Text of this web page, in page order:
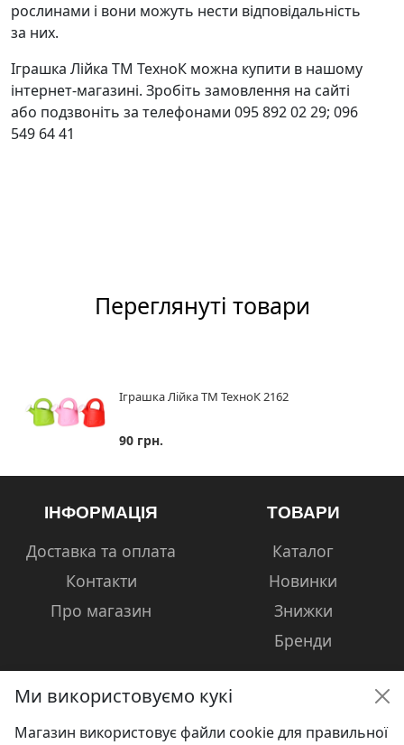
рослинами і вони можуть нести відповідальність
за них.
Іграшка Лійка ТМ ТехноК можна купити в нашому
інтернет-магазині. Зробіть замовлення на сайті
або подзвоніть за телефонами 095 892 02 29; 096
549 64 41
Переглянуті товари
Іграшка Лійка ТМ ТехноК 2162
90 грн.
ІНФОРМАЦІЯ
Доставка та оплата
Контакти
Про магазин
ТОВАРИ
Каталог
Новинки
Знижки
Бренди
Ми використовуємо кукі
Магазин використовує файли cookie для правильної